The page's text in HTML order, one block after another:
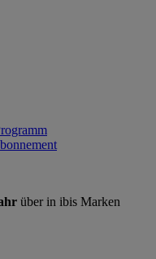
über in ibis Marken